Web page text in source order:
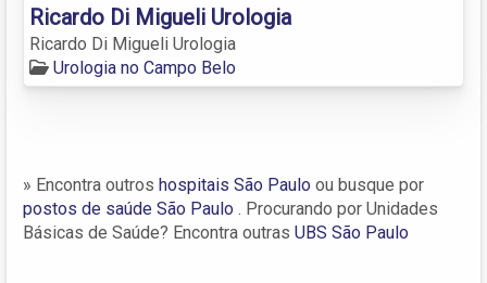
Ricardo Di Migueli Urologia
Ricardo Di Migueli Urologia
Urologia no Campo Belo
» Encontra outros hospitais São Paulo ou busque por
postos de saúde São Paulo . Procurando por Unidades
Básicas de Saúde? Encontra outras UBS São Paulo